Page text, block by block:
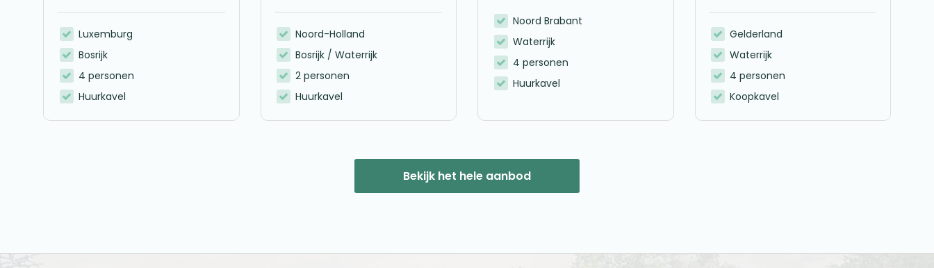
Luxemburg
Bosrijk
4 personen
Huurkavel
Noord-Holland
Bosrijk / Waterrijk
2 personen
Huurkavel
Noord Brabant
Waterrijk
4 personen
Huurkavel
Gelderland
Waterrijk
4 personen
Koopkavel
Bekijk het hele aanbod